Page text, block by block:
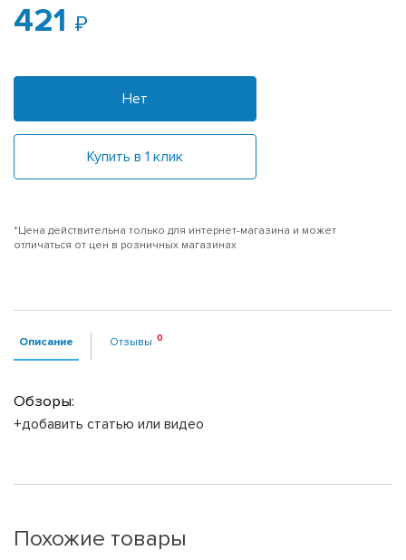
421
Нет
Купить в 1 клик
*Цена действительна только для интернет-магазина и может
отличаться от цен в розничных магазинах
Описание Отзывы
Обзоры:
+добавить статью или видео
Похожие товары